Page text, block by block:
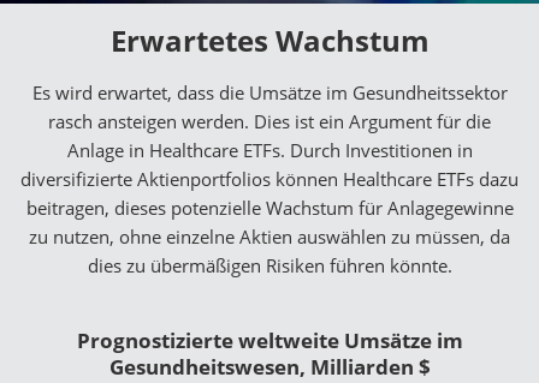
Erwartetes Wachstum
Es wird erwartet, dass die Umsätze im Gesundheitssektor
rasch ansteigen werden. Dies ist ein Argument für die
Anlage in Healthcare ETFs. Durch Investitionen in
diversifizierte Aktienportfolios können Healthcare ETFs dazu
beitragen, dieses potenzielle Wachstum für Anlagegewinne
zu nutzen, ohne einzelne Aktien auswählen zu müssen, da
dies zu übermäßigen Risiken führen könnte.
Prognostizierte weltweite Umsätze im
Gesundheitswesen, Milliarden $